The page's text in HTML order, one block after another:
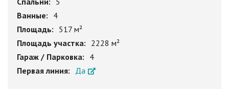
Ванные: 4
Площадь: 517 м²
Площадь участка: 2228 м²
Гараж / Парковка: 4
Первая линия: Да